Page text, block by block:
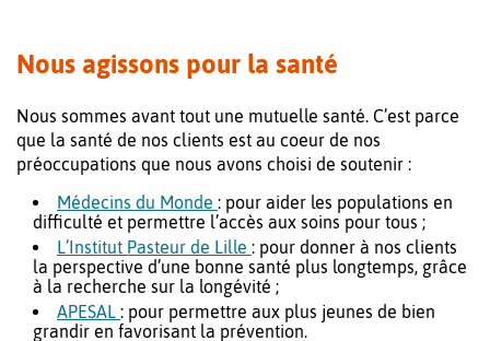
Nous agissons pour la santé
Nous sommes avant tout une mutuelle santé. C’est parce
que la santé de nos clients est au coeur de nos
préoccupations que nous avons choisi de soutenir :
Médecins du Monde : pour aider les populations en
difficulté et permettre l’accès aux soins pour tous ;
L’Institut Pasteur de Lille : pour donner à nos clients
la perspective d’une bonne santé plus longtemps, grâce
à la recherche sur la longévité ;
APESAL : pour permettre aux plus jeunes de bien
grandir en favorisant la prévention.